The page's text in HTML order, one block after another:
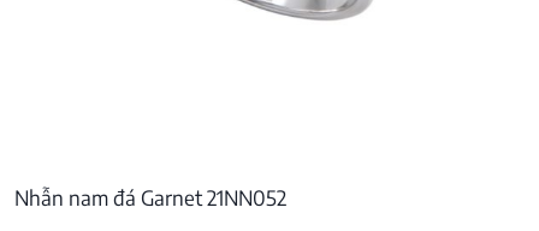
Nhẫn nam đá Garnet 21NN052